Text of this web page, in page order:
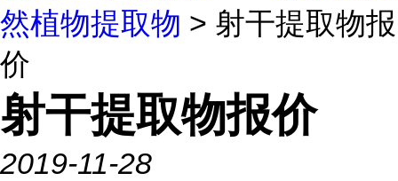
然植物提取物 > 射干提取物报
价
射干提取物报价
2019-11-28